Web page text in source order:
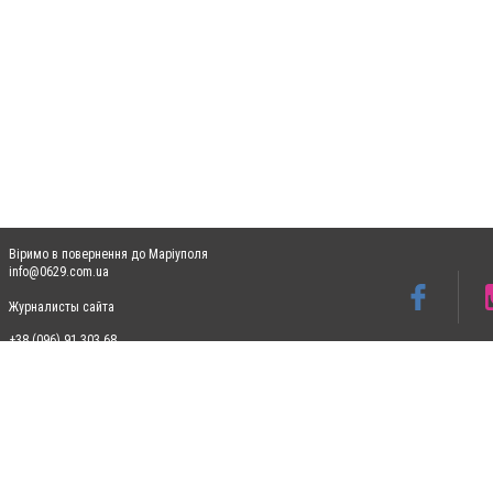
Віримо в повернення до Маріуполя
info@0629.com.ua
Журналисты сайта
+38 (096) 91 303 68